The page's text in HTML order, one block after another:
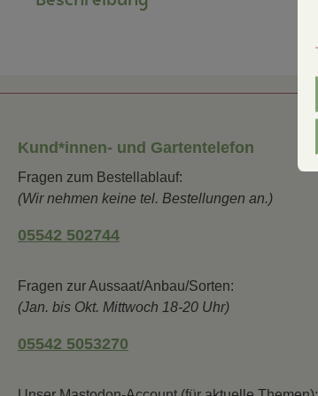
Kund*innen- und Gartentelefon
Fragen zum Bestellablauf:
(Wir nehmen keine tel. Bestellungen an.)
05542 502744
Fragen zur Aussaat/Anbau/Sorten:
(Jan. bis Okt. Mittwoch 18-20 Uhr)
05542 5053270